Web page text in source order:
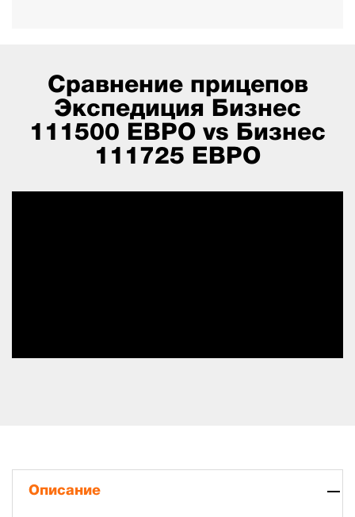
Сравнение прицепов
Экспедиция Бизнес
111500 ЕВРО vs Бизнес
111725 ЕВРО
Описание